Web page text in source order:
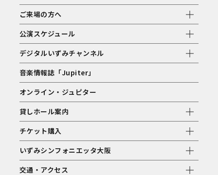
ご来場の方へ
公演スケジュール
デジタルいずみチャンネル
音楽情報誌「Jupiter」
オンライン・ジュピター
貸しホール案内
チケット購入
いずみシンフォニエッタ大阪
交通・アクセス